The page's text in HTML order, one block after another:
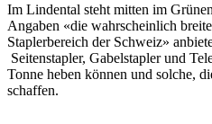
Im Lindental steht mitten im
Angaben «die wahrscheinlich
Staplerbereich der Schweiz»
Seitenstapler, Gabelstapler und
Tonne heben können und solche,
schaffen.